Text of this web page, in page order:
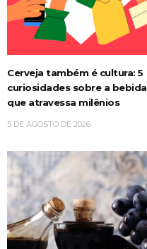
Cerveja também é cultura: 5
curiosidades sobre a bebida
que atravessa milênios
5 DE AGOSTO DE 2026